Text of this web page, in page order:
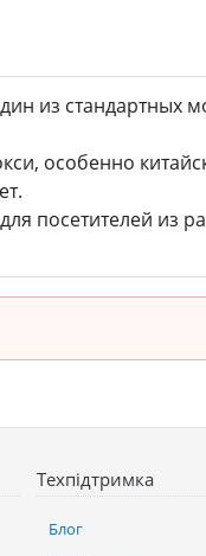
из
особенно
посетителей из
Техпідтримка
Блог